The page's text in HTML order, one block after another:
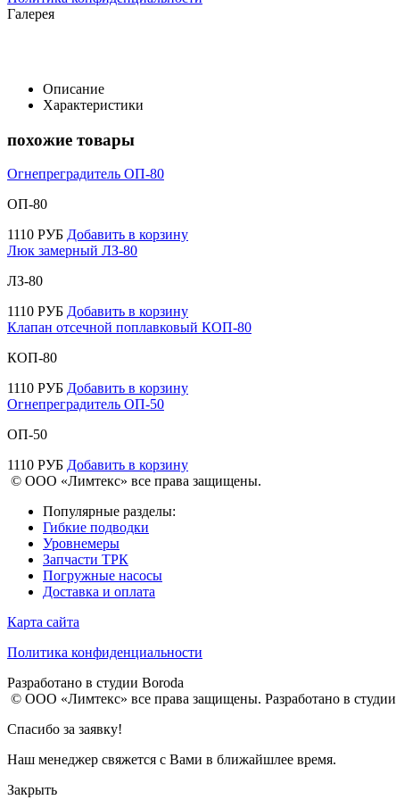
Галерея
Описание
Характеристики
похожие товары
Огнепреградитель ОП-80
ОП-80
1110 РУБ Добавить в корзину
Люк замерный ЛЗ-80
ЛЗ-80
1110 РУБ Добавить в корзину
Клапан отсечной поплавковый КОП-80
КОП-80
1110 РУБ Добавить в корзину
Огнепреградитель ОП-50
ОП-50
1110 РУБ Добавить в корзину
© ООО «Лимтекс» все права защищены.
Популярные разделы:
Гибкие подводки
Уровнемеры
Запчасти ТРК
Погружные насосы
Доставка и оплата
Карта сайта
Политика конфиденциальности
Разработано в студии Boroda
© ООО «Лимтекс» все права защищены. Разработано в студии
Спасибо за заявку!
Наш менеджер свяжется с Вами в ближайшлее время.
Закрыть